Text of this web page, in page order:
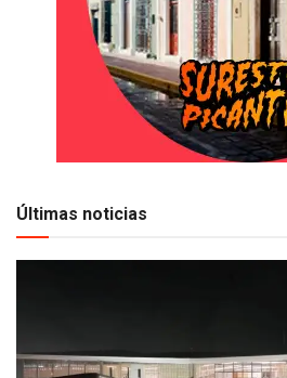
Últimas noticias